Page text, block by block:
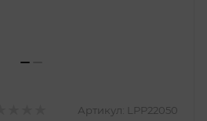
Артикул: LPP22050